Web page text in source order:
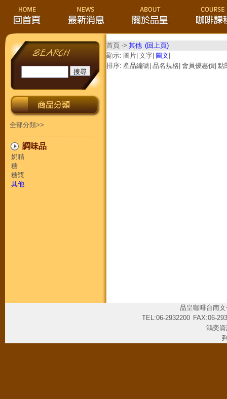
全部分類>>
.....................................
調味品
奶精
糖
糖漿
其他
首頁 -> 其他 (回上頁)
顯示: 圖片 文字 圖文
排序: 產品編號 品名規格 會員優惠價 點
品皇咖啡台南
TEL:06-2932200 FAX:06-
鴻奕